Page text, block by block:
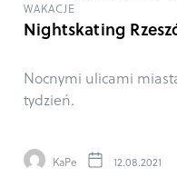
WAKACJE
Nightskating
Nocnymi ulicami
tydzień.
KaPe 12.08.2021